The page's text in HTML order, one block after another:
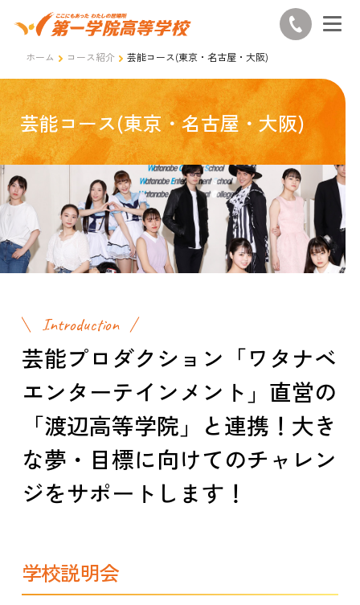
ホーム コース紹介 芸能コース(東京・名古屋・大阪)
芸能コース(東京・名古屋・大阪)
Introduction
芸能プロダクション「ワタナベ
エンターテインメント」直営の
「渡辺高等学院」と連携！ 大き
な夢・目標に向けてのチャレン
ジをサポートします！
学校説明会